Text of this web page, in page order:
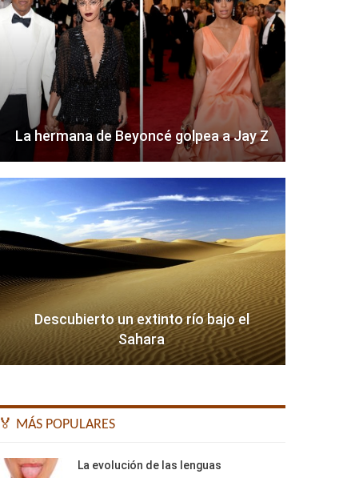
La hermana de Beyoncé golpea a Jay Z
Descubierto un extinto río bajo el
Sahara
🏅 MÁS POPULARES
La evolución de las lenguas